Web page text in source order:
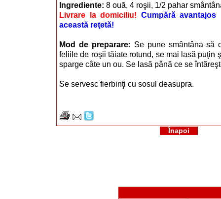
Ingrediente: 8 ouă, 4 roşii, 1/2 pahar
Livrare la domiciliu! Cumpără avantajos
această reţetă!
Mod de preparare: Se pune smântâna să
feliile de roşii tăiate rotund, se mai lasă puţin
sparge câte un ou. Se lasă până ce se
Se servesc fierbinţi cu sosul deasupra.
Înapoi